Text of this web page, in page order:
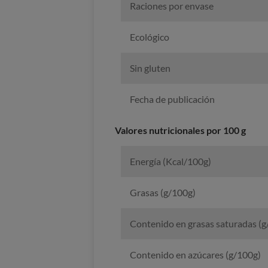
Raciones por envase
Ecológico
Sin gluten
Fecha de publicación
Valores nutricionales por 100 g
Energía (Kcal/100g)
Grasas (g/100g)
Contenido en grasas saturadas
Contenido en azúcares (g/100g)